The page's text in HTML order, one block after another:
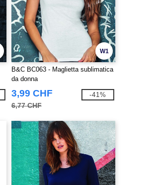
W1
B&C BC063 - Maglietta sublimatica
da donna
3,99 CHF
6,77 CHF
-41%